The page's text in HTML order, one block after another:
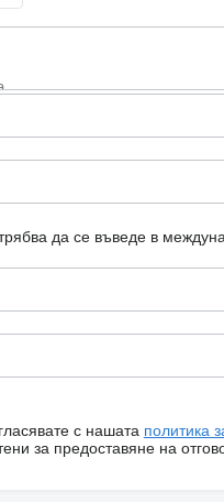
да се въведе в
с нашата политика
за предоставяне на